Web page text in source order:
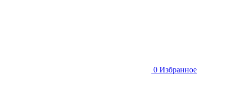
0 Избранное